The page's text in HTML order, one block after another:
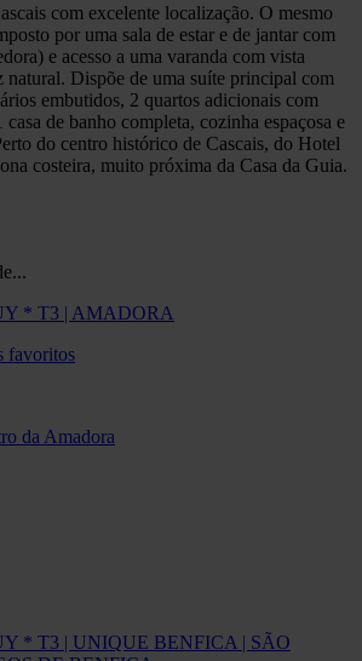
com excelente localização. O mesmo
por uma sala de estar e de jantar com
e acesso a uma varanda com vista
natural. Dispõe de uma suíte principal com
embutidos, 2 quartos adicionais com
de banho completa, cozinha espaçosa e
do centro histórico de Cascais, do Hotel
costeira, muito próxima da Casa da Guia.
da Amadora